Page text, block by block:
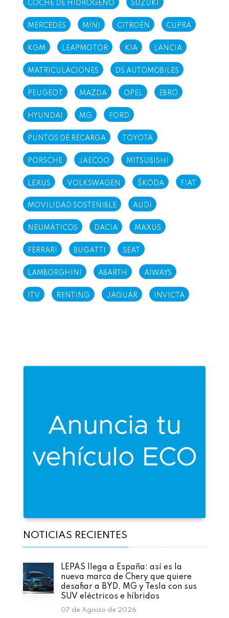
COCHE DE HIDRÓGENO SUZUKI
MERCEDES MINI CITROËN CUPRA
KGM LEAPMOTOR KIA LANCIA
MATRICULACIONES DS AUTOMOBILES
PEUGEOT MAZDA OPEL EBRO
HYUNDAI MG FORD
PUNTOS DE RECARGA TOYOTA
PORSCHE JAECOO MITSUBISHI
LEXUS VOLKSWAGEN ŠKODA FIAT
MOVILIDAD SOSTENIBLE AUDI
NEUMÁTICOS DACIA MAXUS
FERRARI BUGATTI SEAT
LAMBORGHINI ABARTH AIWAYS
ITV RENTING JAGUAR INVICTA
NOTICIAS RECIENTES
LEPAS llega a España: así es la
nueva marca de Chery que quiere
desafiar a BYD, MG y Tesla con sus
SUV eléctricos e híbridos
07 de Agosto de 2026